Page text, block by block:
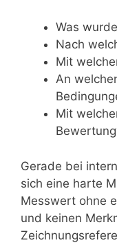
Was
Nach
Mit
An
Mit
Gerade bei
sich eine harte
Messwert ohne
und keinen